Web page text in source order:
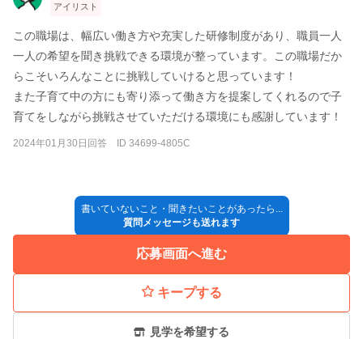
アイリスト
この職場は、幅広い働き方や充実した研修制度があり、職員一人
一人の希望を聞き挑戦できる環境が整っています。この職場だか
らこそいろんなことに挑戦していけると思っています！
また子育て中の方にも寄り添って働き方を提案してくれるので子
育てをしながら挑戦させていただける環境にも感謝しています！
2024年01月30日回答 ID 34699-4805C
書いていないこと・聞きたいことがあったら...
質問メッセージも送れます
応募画面へ進む
キープする
見学を希望する